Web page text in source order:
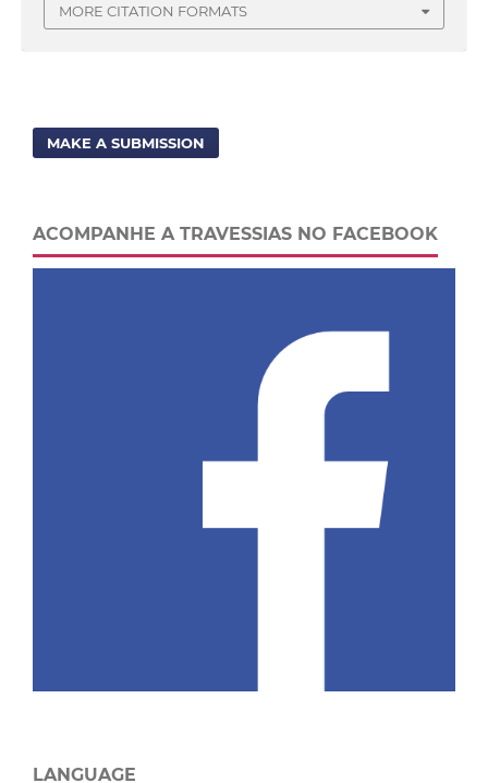
MORE CITATION FORMATS
MAKE A SUBMISSION
ACOMPANHE A TRAVESSIAS NO FACEBOOK
LANGUAGE